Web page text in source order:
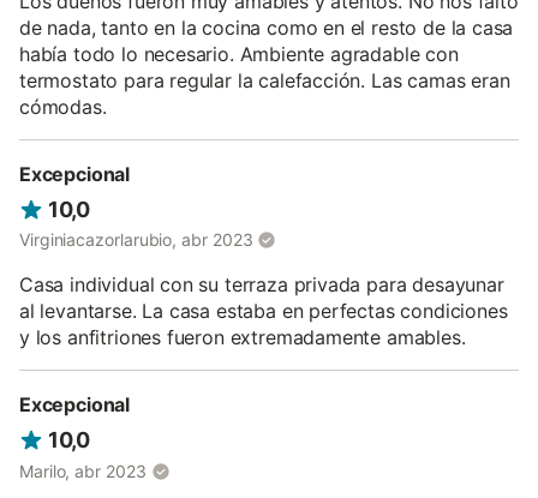
Ofrece una selección de hasta 3 dormitorios para 4 o 6
personas.
Un amplio apartamento con una gran cocina / comedor / sala de
estar y ofrecen hasta 3 dormitorios dependiendo de tus
Todos los dormitorios disponen de baño en-suite. Dos
Tenga en cuenta que cualquier no-reservado dormitorios en La
La Parra
Un apartamento un poco más pequeño, para 2 personas, más
apartamento existe la posibilidad de usar un dormitorio
(matrimonio) adicional - La Pita. (VTAR/JA/00357)
Esta estancia de calidad te permitirá sumergirte en la vida del
de nada, tanto en la cocina como en el resto de la casa
había todo lo necesario. Ambiente agradable con
termostato para regular la calefacción. Las camas eran
cómodas.
Excepcional
10,0
Virginiacazorlarubio, abr 2023
Casa individual con su terraza privada para desayunar
al levantarse. La casa estaba en perfectas condiciones
y los anfitriones fueron extremadamente amables.
Excepcional
10,0
Marilo, abr 2023